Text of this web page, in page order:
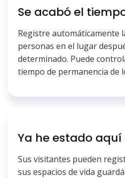
Se acabó el
Registre automáticamente
personas en el lugar
determinado. Puede
tiempo de permanencia de
Ya he estado
Sus visitantes pueden
sus espacios de vida